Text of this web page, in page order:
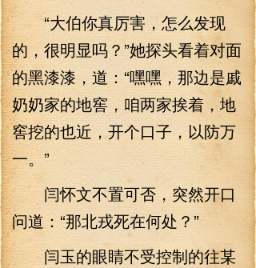
“大伯你真厉害，怎么发现
的，很明显吗？”她探头看着对面
的黑漆漆，道：“嘿嘿，那边是戚
奶奶家的地窖，咱两家挨着，地
窖挖的也近，开个口子，以防万
一。”
闫怀文不置可否，突然开口
问道：“那北戎死在何处？”
闫玉的眼睛不受控制的往某